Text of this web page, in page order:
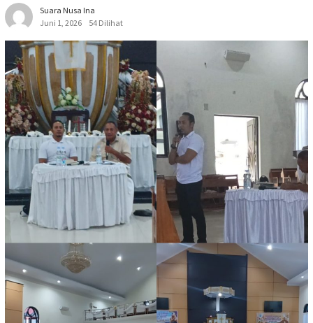
Suara Nusa Ina
Juni 1, 2026
54 Dilihat